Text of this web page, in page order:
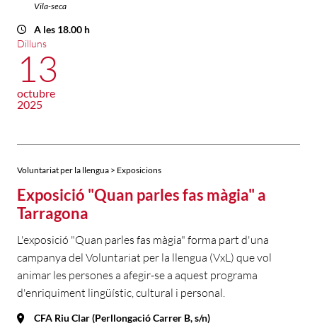
Vila-seca
A les 18.00 h
Dilluns
13
octubre
2025
Voluntariat per la llengua > Exposicions
Exposició "Quan parles fas màgia" a
Tarragona
L'exposició "Quan parles fas màgia" forma part d'una
campanya del Voluntariat per la llengua (VxL) que vol
animar les persones a afegir-se a aquest programa
d'enriquiment lingüístic, cultural i personal.
CFA Riu Clar (Perllongació Carrer B, s/n)